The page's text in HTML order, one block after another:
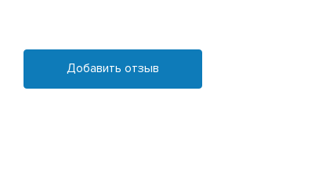
Добавить отзыв